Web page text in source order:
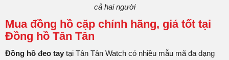
cả hai người
Mua đồng hồ cặp chính hãng, giá tốt tại
Đồng hồ Tân Tân
Đồng hồ đeo tay tại Tân Tân Watch có nhiều mẫu mã đa dạng